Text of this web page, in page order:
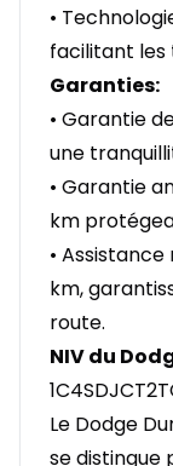
•
facilitant les
Garanties:
• Garantie
une
• Garantie
km
•
km,
route.
NIV du
Le Dodge
se distingue